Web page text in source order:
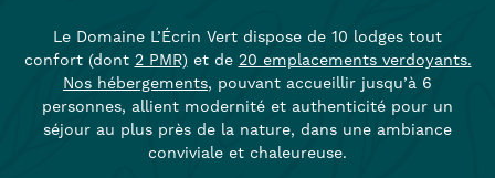
Le Domaine L’Écrin Vert dispose de 10 lodges tout
confort (dont 2 PMR) et de 20 emplacements verdoyants.
Nos hébergements, pouvant accueillir jusqu’à 6
personnes, allient modernité et authenticité pour un
séjour au plus près de la nature, dans une ambiance
conviviale et chaleureuse.